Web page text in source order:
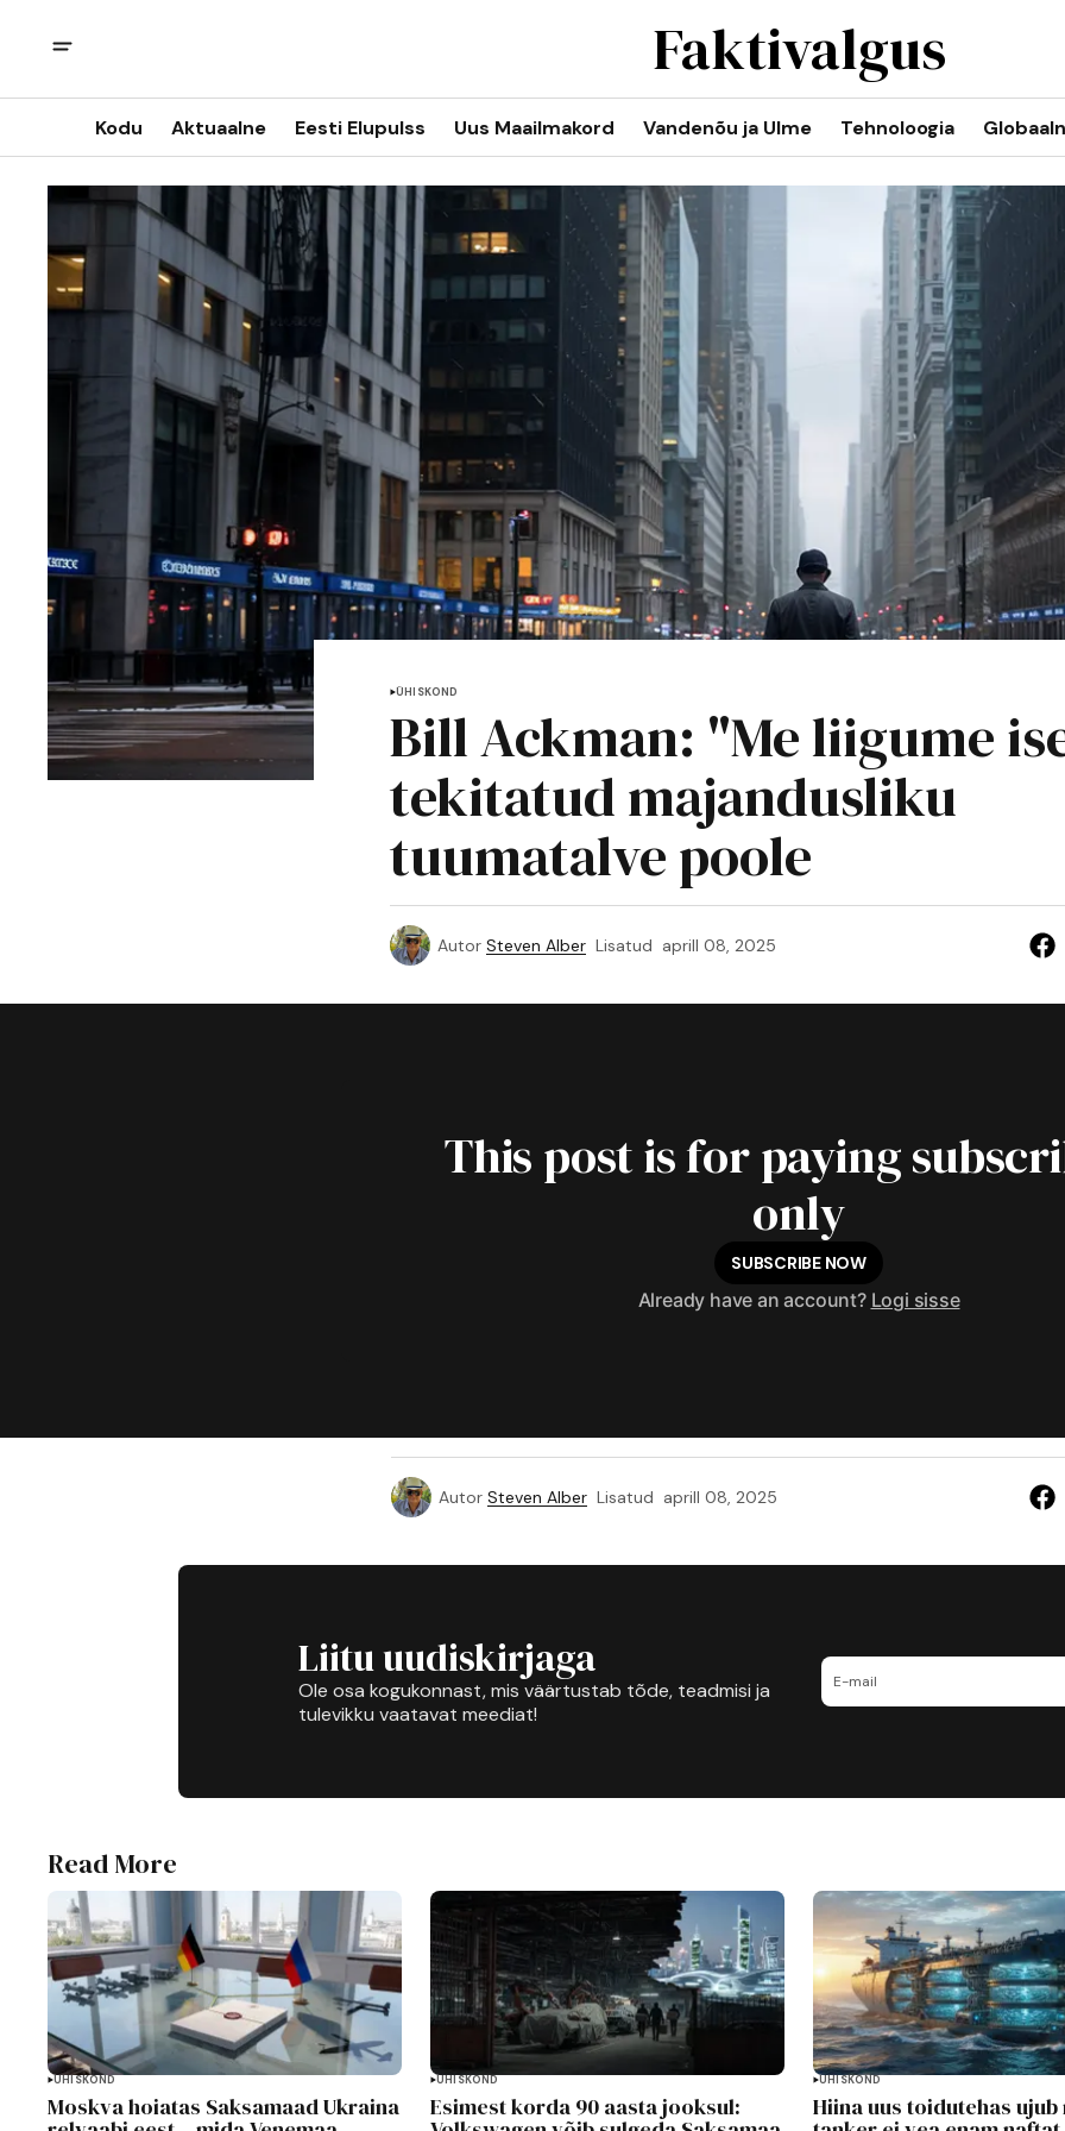
Faktivalgus
Kodu Aktuaalne Eesti Elupulss Uus Maailmakord Vandenõu ja Ulme Tehnoloogia
ÜHISKOND
Bill Ackman: "Me liigume
tekitatud majandusliku
tuumatalve poole
Autor Steven Alber Lisatud aprill 08, 2025
This post is for paying
only
SUBSCRIBE NOW
Already have an account? Logi sisse
Autor Steven Alber Lisatud aprill 08, 2025
Liitu uudiskirjaga
Ole osa kogukonnast, mis väärtustab tõde, teadmisi ja
tulevikku vaatavat meediat!
Read More
ÜHISKOND
Moskva hoiatas Saksamaad Ukraina
ÜHISKOND
Esimest korda 90 aasta jooksul:
ÜHISKOND
Hiina uus toidutehas ujub